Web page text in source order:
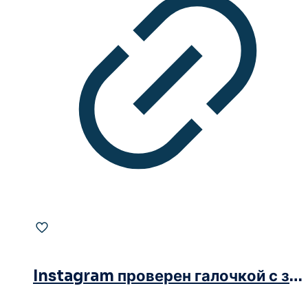
Instagram проверен галочкой с закругленными краями синего цвета